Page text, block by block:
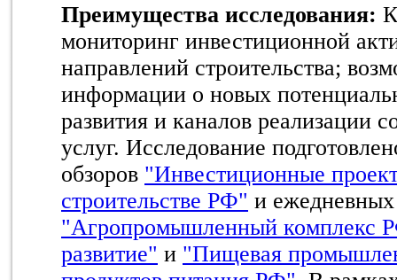
Преимущества исследования:
мониторинг инвестиционной
направлений строительства;
информации о новых
развития и каналов реализации
услуг. Исследование
обзоров "Инвестиционные
строительстве РФ" и
"Агропромышленный комплекс
развитие" и "Пищевая